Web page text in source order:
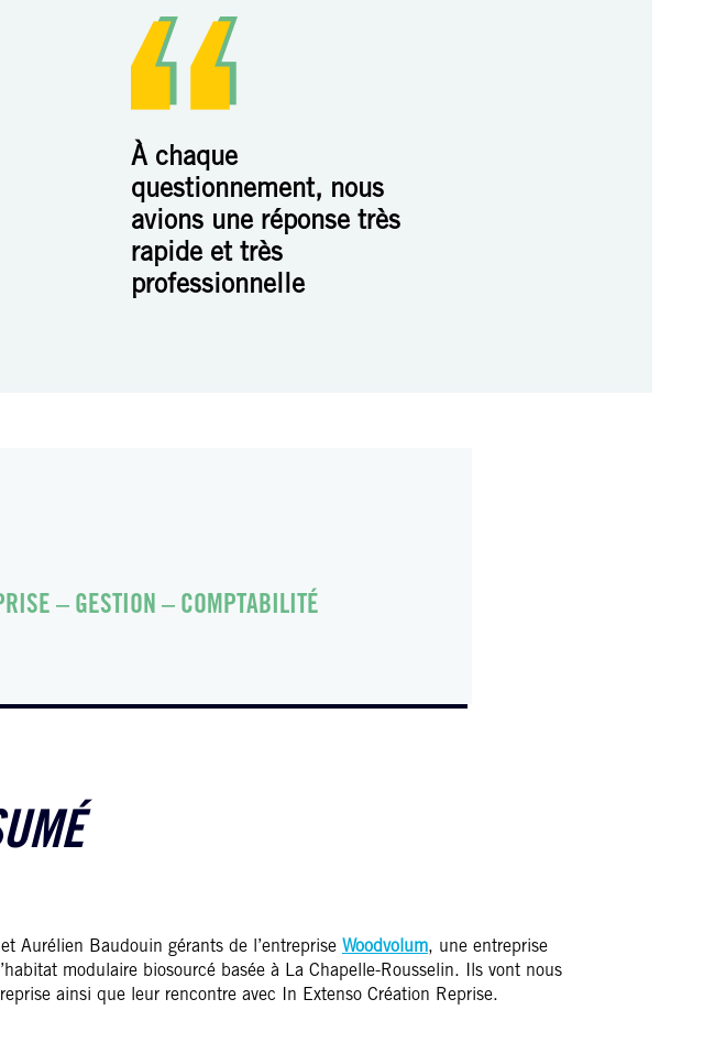
À chaque
questionnement, nous
avions une réponse très
rapide et très
professionnelle
– GESTION – COMPTABILITÉ
Aurélien Baudouin gérants de l’entreprise Woodvolum, une entreprise
modulaire biosourcé basée à La Chapelle-Rousselin. Ils vont nous
ainsi que leur rencontre avec In Extenso Création Reprise.